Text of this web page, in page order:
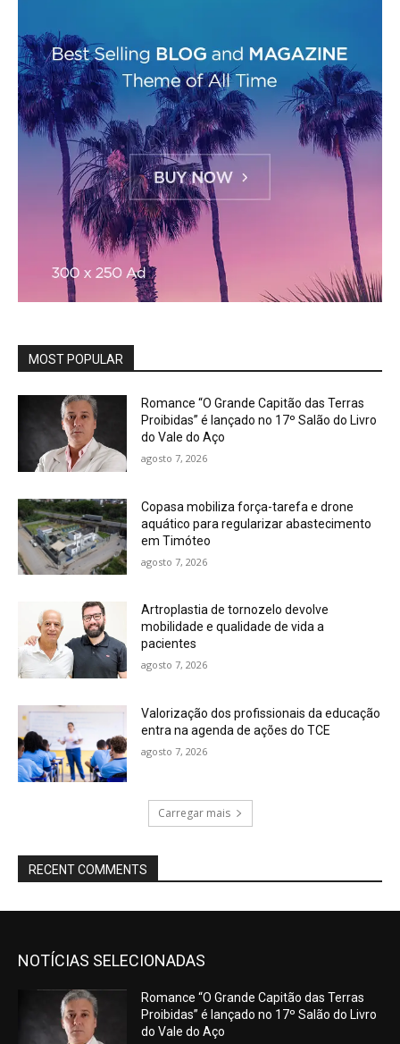
MOST POPULAR
Romance “O Grande Capitão das Terras
Proibidas” é lançado no 17º Salão do Livro
do Vale do Aço
agosto 7, 2026
Copasa mobiliza força-tarefa e drone
aquático para regularizar abastecimento
em Timóteo
agosto 7, 2026
Artroplastia de tornozelo devolve
mobilidade e qualidade de vida a
pacientes
agosto 7, 2026
Valorização dos profissionais da educação
entra na agenda de ações do TCE
agosto 7, 2026
Carregar mais
RECENT COMMENTS
NOTÍCIAS SELECIONADAS
Romance “O Grande Capitão das Terras
Proibidas” é lançado no 17º Salão do Livro
do Vale do Aço